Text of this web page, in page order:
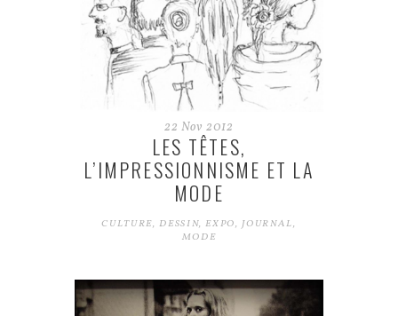
22 Nov 2012
LES TÊTES,
L’IMPRESSIONNISME ET LA
MODE
CULTURE,DESSIN,EXPO,JOURNAL,
MODE